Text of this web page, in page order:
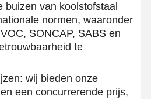
buizen van koolstofstaal
normen, waaronder
SONCAP, SABS en
te
wij bieden onze
een concurrerende prijs,